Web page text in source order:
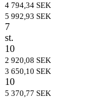
4 794,34 SEK
5 992,93 SEK
7
st.
10
2 920,08 SEK
3 650,10 SEK
10
5 370,77 SEK